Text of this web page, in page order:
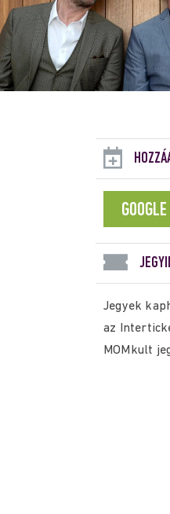
Jegyek
az
MOMkult